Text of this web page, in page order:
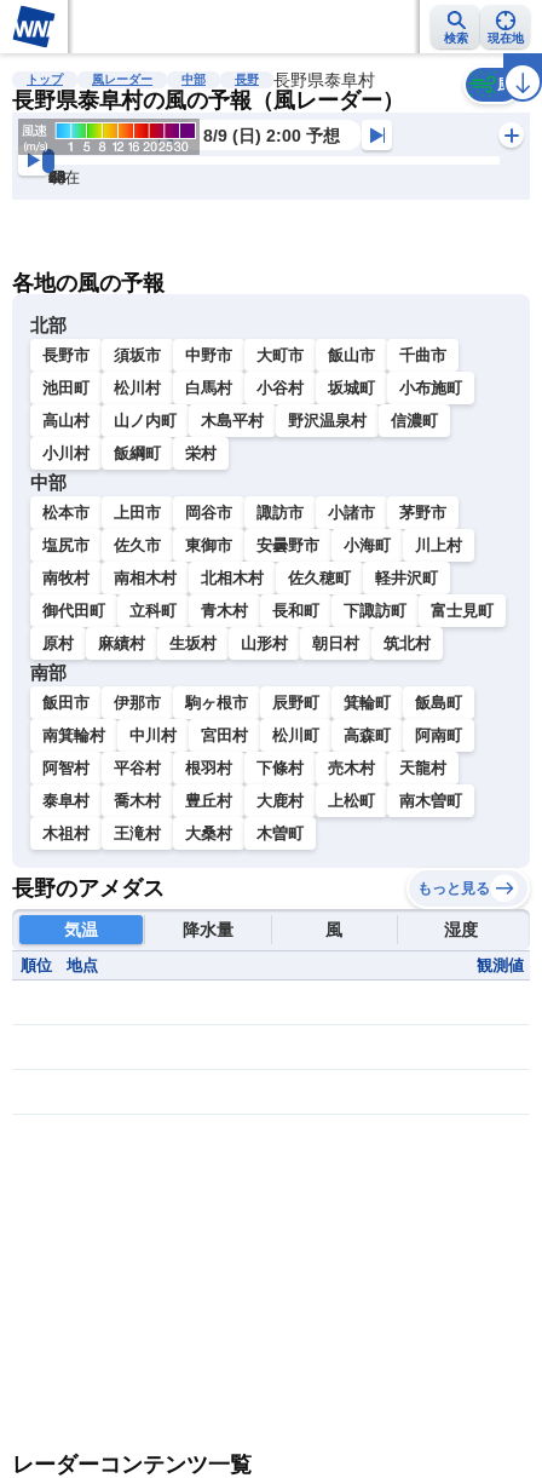
検索 現在地
雨雲レーダー 台風情報 地震情報 警報・注意報 2週間天気 ラ
トップ 風レーダー 中部 長野 長野県泰阜村
長野県泰阜村の風の予報（風レーダー）
風
8/9 (日) 2:00 予想
現在
6h
12
24
36
48
60
72
各地の風の予報
北部
長野市 須坂市 中野市 大町市 飯山市
千曲市
池田町
松川村 白馬村 小谷村 坂城町
小布施町
高山村
山ノ内町 木島平村 野沢温泉村
信濃町
小川村
飯綱町 栄村
中部
松本市 上田市 岡谷市 諏訪市 小諸市
茅野市
塩尻市
佐久市 東御市 安曇野市 小海町
川上村
南牧村
南相木村 北相木村 佐久穂町
軽井沢町
御代田町
立科町 青木村 長和町 下諏訪町
富士見町
原村
麻績村 生坂村 山形村 朝日村 筑北村
南部
飯田市 伊那市 駒ヶ根市 辰野町 箕輪町
飯島町
南箕輪村
中川村 宮田村 松川町 高森町
阿南町
阿智村
平谷村 根羽村 下條村 売木村
天龍村
泰阜村
喬木村 豊丘村 大鹿村 上松町
南木曽町
木祖村
王滝村 大桑村 木曽町
長野のアメダス もっと見る
気温 降水量 風 湿度
順位 地点 観測値
レーダーコンテンツ一覧